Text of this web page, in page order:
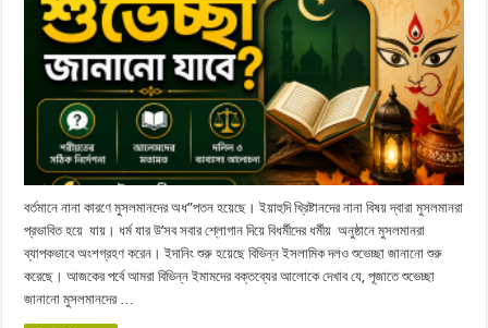
বর্তমানে নানা কারণে মুসলমানদের অধ”পতন হয়েছে। ইয়াহুদি খ্রিষ্টানদের নানা বিষয় দ্বারা মুসলমানরা
প্রভাবিত হয়ে যায়। ধর্ম যার উ’সব সবার শ্লোগান দিয়ে বিধর্মীদের ধর্মীয় অনুষ্ঠানে মুসলমানরা
ব্যাপকভাবে অংশগ্রহণ করেন। ইদানিং শুরু হয়েছে বিভিন্ন ইসলামিক দলও শুভেচ্ছা জানানো শুরু
করেছে। আজকের পর্বে আমরা বিভিন্ন ইমামদের বক্তব্যের আলোকে দেখাব যে, পূজাতে শুভেচ্ছা
জানানো মুসলমানদের …